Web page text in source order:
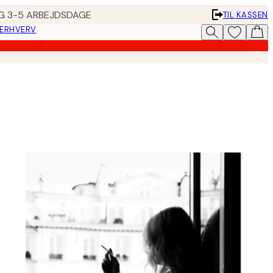
3-5 ARBEJDSDAGE
TIL KASSEN